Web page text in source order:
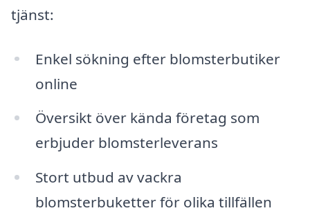
tjänst:
Enkel sökning efter blomsterbutiker
online
Översikt över kända företag som
erbjuder blomsterleverans
Stort utbud av vackra
blomsterbuketter för olika tillfällen